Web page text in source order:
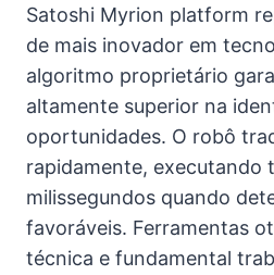
Satoshi Myrion platform
de mais inovador em
algoritmo proprietário
altamente superior na
oportunidades. O robô
rapidamente, executando
milissegundos quando
favoráveis. Ferramentas
técnica e fundamental